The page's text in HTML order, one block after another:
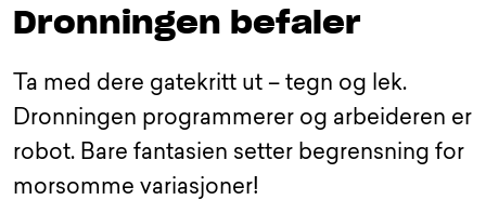
Dronningen befaler
Ta med dere gatekritt ut – tegn og lek.
Dronningen programmerer og arbeideren er
robot. Bare fantasien setter begrensning for
morsomme variasjoner!